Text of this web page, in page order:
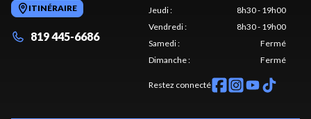
ITINÉRAIRE
819 445-6686
Jeudi:
8h30 - 19h00
Vendredi:
8h30 - 19h00
Samedi:
Fermé
Dimanche: Fermé
Restez connecté